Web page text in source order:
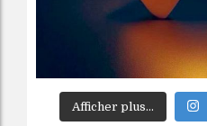
Afficher plus...